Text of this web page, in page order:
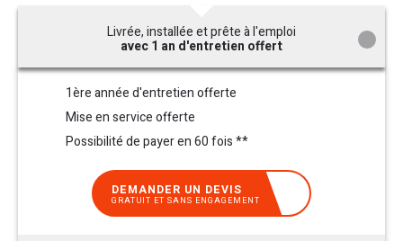
Livrée, installée et prête à l'emploi
avec 1 an d'entretien offert
1ère année d'entretien offerte
Mise en service offerte
Possibilité de payer en 60 fois **
DEMANDER UN DEVIS
GRATUIT ET SANS ENGAGEMENT